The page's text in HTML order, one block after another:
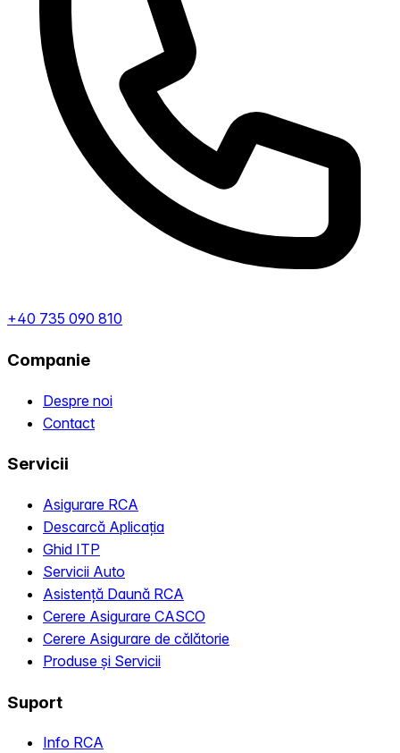
+40 735 090 810
Companie
Despre noi
Contact
Servicii
Asigurare RCA
Descarcă Aplicația
Ghid ITP
Servicii Auto
Asistență Daună RCA
Cerere Asigurare CASCO
Cerere Asigurare de călătorie
Produse și Servicii
Suport
Info RCA